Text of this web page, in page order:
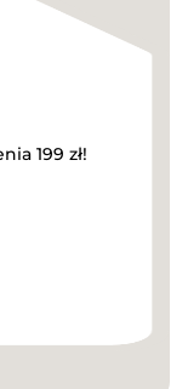
199 zł!